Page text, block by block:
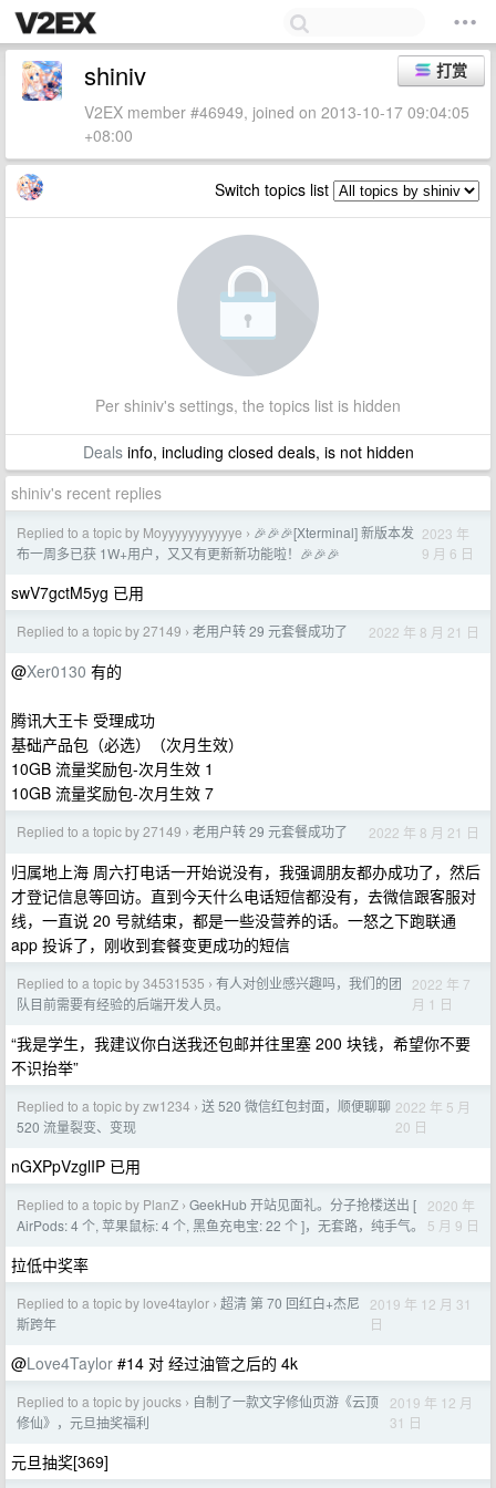
打赏
shiniv
V2EX member #46949, joined on 2013-10-17 09:04:05
+08:00
Switch topics list
Per shiniv's settings, the topics list is hidden
Dealsinfo, including closed deals, is not hidden
shiniv's recent replies
Replied to a topic by Moyyyyyyyyyyye › 🎉🎉🎉[Xterminal] 新版本发
布一周多已获 1W+用户，又又有更新新功能啦！🎉🎉🎉
2023 年
9 月 6 日
swV7gctM5yg 已用
Replied to a topic by 27149 › 老用户转 29 元套餐成功了 2022 年 8 月 21 日
@Xer0130 有的
腾讯大王卡 受理成功
基础产品包（必选）（次月生效）
10GB 流量奖励包-次月生效 1
10GB 流量奖励包-次月生效 7
Replied to a topic by 27149 › 老用户转 29 元套餐成功了 2022 年 8 月 21 日
归属地上海 周六打电话一开始说没有，我强调朋友都办成功了，然后
才登记信息等回访。直到今天什么电话短信都没有，去微信跟客服对
线，一直说 20 号就结束，都是一些没营养的话。一怒之下跑联通
app 投诉了，刚收到套餐变更成功的短信
Replied to a topic by 34531535 › 有人对创业感兴趣吗，我们的团
队目前需要有经验的后端开发人员。
2022 年 7
月 1 日
“我是学生，我建议你白送我还包邮并往里塞 200 块钱，希望你不要
不识抬举”
Replied to a topic by zw1234 › 送 520 微信红包封面，顺便聊聊
520 流量裂变、变现
2022 年 5 月
20 日
nGXPpVzglIP 已用
Replied to a topic by PlanZ › GeekHub 开站见面礼。分子抢楼送出 [
AirPods: 4 个, 苹果鼠标: 4 个, 黑鱼充电宝: 22 个 ]，无套路，纯手气。
2020 年
5 月 9 日
拉低中奖率
Replied to a topic by love4taylor › 超清 第 70 回红白+杰尼
斯跨年
2019 年 12 月 31
日
@Love4Taylor #14 对 经过油管之后的 4k
Replied to a topic by joucks › 自制了一款文字修仙页游《云顶
修仙》，元旦抽奖福利
2019 年 12 月
31 日
元旦抽奖[369]